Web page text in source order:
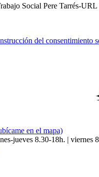
Social Pere Tarrés-
del consentimiento
en el mapa)
jueves 8.30-18h. | viernes